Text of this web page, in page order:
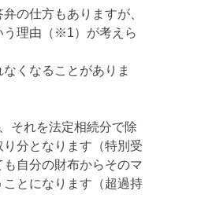
の仕方もありますが、
う理由（※1）が考えら
くなることがありま
それを法定相続分で除
分となります（特別受
自分の財布からそのマ
とになります（超過持